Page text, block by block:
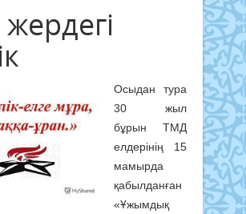
Осыдан тура
30 жыл
бұрын ТМД
елдерінің 15
мамырда
қабылданған
«Ұжымдық